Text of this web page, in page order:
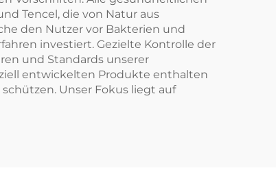
cm für Schlafzimmer,
Hotel
Tencel, die von Natur aus
den Nutzer vor Bakterien und
investiert. Gezielte Kontrolle der
und Standards unserer
entwickelten Produkte enthalten
Unser Fokus liegt auf